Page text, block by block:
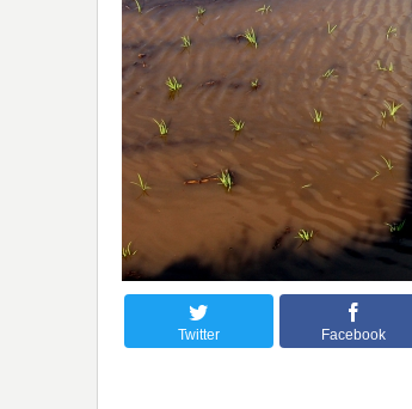
Twitter Facebook